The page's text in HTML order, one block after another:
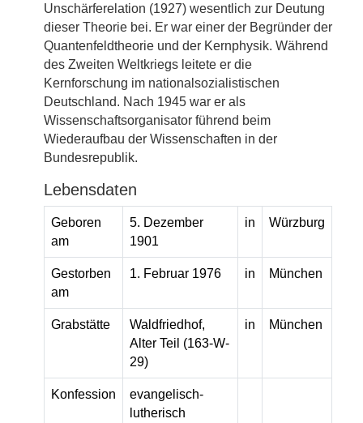
Unschärferelation (1927) wesentlich zur Deutung
dieser Theorie bei. Er war einer der Begründer der
Quantenfeldtheorie und der Kernphysik. Während
des Zweiten Weltkriegs leitete er die
Kernforschung im nationalsozialistischen
Deutschland. Nach 1945 war er als
Wissenschaftsorganisator führend beim
Wiederaufbau der Wissenschaften in der
Bundesrepublik.
Lebensdaten
Geboren
am
5. Dezember
1901
in Würzburg
Gestorben
am
1. Februar 1976 in München
Grabstätte
Waldfriedhof,
Alter Teil (163-W-
29)
in München
Konfession
evangelisch-
lutherisch